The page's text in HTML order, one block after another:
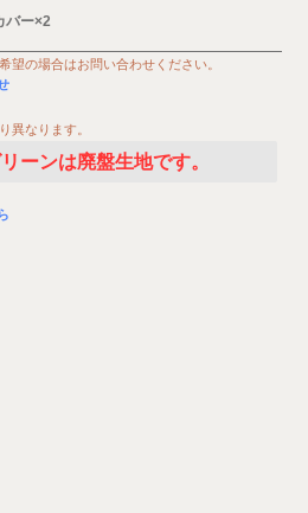
バー×2
望の場合はお問い合わせください。
異なります。
ーンは廃盤生地です。